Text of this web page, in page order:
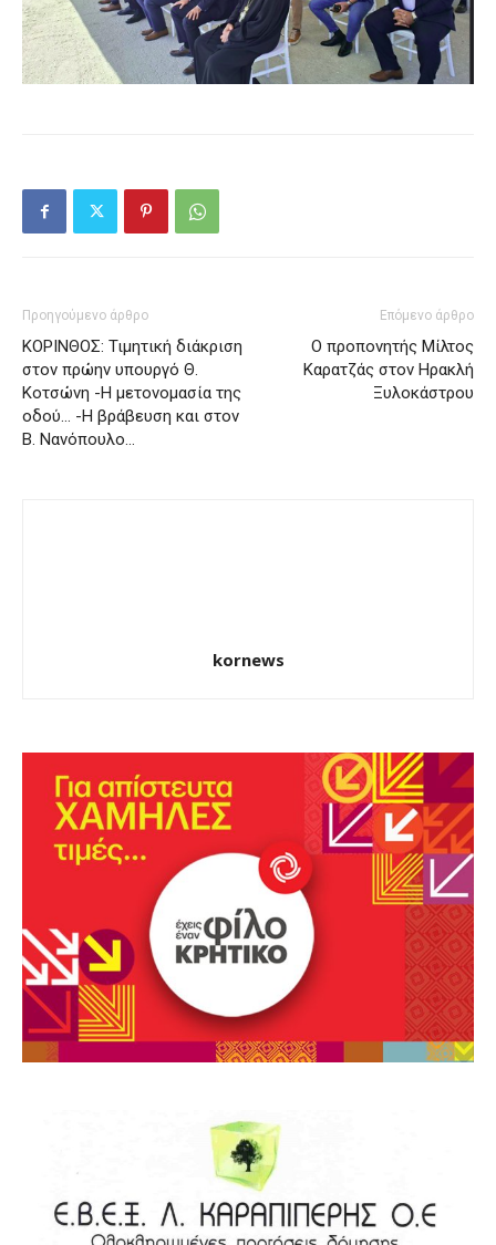
Προηγούμενο άρθρο
ΚΟΡΙΝΘΟΣ: Τιμητική διάκριση
στον πρώην υπουργό Θ.
Κοτσώνη -Η μετονομασία της
οδού… -Η βράβευση και στον
Β. Νανόπουλο…
Επόμενο άρθρο
Ο προπονητής Μίλτος
Καρατζάς στον Ηρακλή
Ξυλοκάστρου
kornews